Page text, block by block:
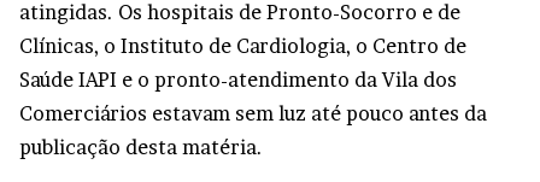
atingidas. Os hospitais de Pronto-Socorro e de
Clínicas, o Instituto de Cardiologia, o Centro de
Saúde IAPI e o pronto-atendimento da Vila dos
Comerciários estavam sem luz até pouco antes da
publicação desta matéria.